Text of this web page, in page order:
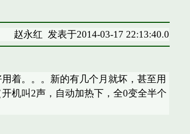
赵永红 发表于2014-03-17 22:13:40.0
着。。。新的有几个月就坏，甚至用
机叫2声，自动加热下，全0变全半个